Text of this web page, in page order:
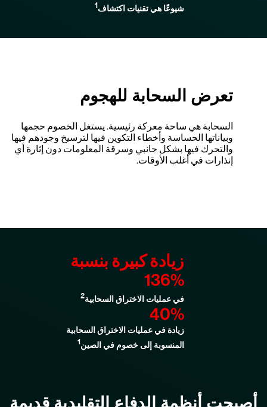
شيوعًا هي تقنيات اكتشاف1
تعرض السحابة للهجوم
السحابة هي ساحة معركة رئيسية. يستغل الخصوم حجمها
وبياناتها الحساسة وأخطاء التكوين فيها لترسيخ وجودهم فيها
والتحرك فيها بشكل جانبي وسرقة المعلومات دون إثارة أي
إنذارات في أغلب الأوقات.
زيادة كبيرة بنسبة
‎136%
في عمليات الاختراق السحابية2
40%
زيادة في عمليات الاختراق السحابية
المنسوبة إلى خصوم في الصين1